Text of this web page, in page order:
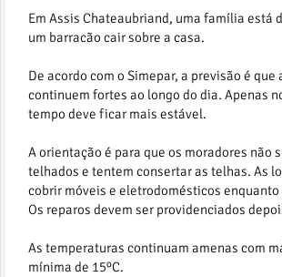
Em Assis Chateaubriand, uma família está
um barracão cair sobre a casa.
De acordo com o Simepar, a previsão é que
continuem fortes ao longo do dia. Apenas
tempo deve ficar mais estável.
A orientação é para que os moradores não
telhados e tentem consertar as telhas. As
cobrir móveis e eletrodomésticos enquanto
Os reparos devem ser providenciados
As temperaturas continuam amenas com
mínima de 15ºC.